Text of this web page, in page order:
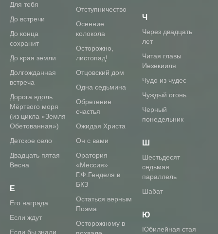
для тебя
до встречи
до конца
сохранит
До края земли
Долгожданная
встреча
Дорога вдоль
Мёртвого моря
(из цикла «Земля
Обетованная»)
Детское село
Двадцать пятая
Весна
Е
его награда
если ждут
если бы знали
отступничество
осенние
колокола
осторожно,
листопад!
отцовский дом
Одна седьмина
Обретение
счастья
Ожидая Христа
Он с вами
Оратория
«Мессия»
Г.Ф.Генделя в
БКЗ
Остаться верным
Поэма
Осторожному в
Ч
Через двадцать
лет
Читая главы
Иезекииля
Чудо из чудес
Чуждый огонь
Черный
понедельник
Ш
Шестьдесят
седьмая
параллель
Шабат
Ю
Юбилейная стая